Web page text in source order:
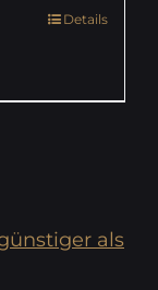
Details
als